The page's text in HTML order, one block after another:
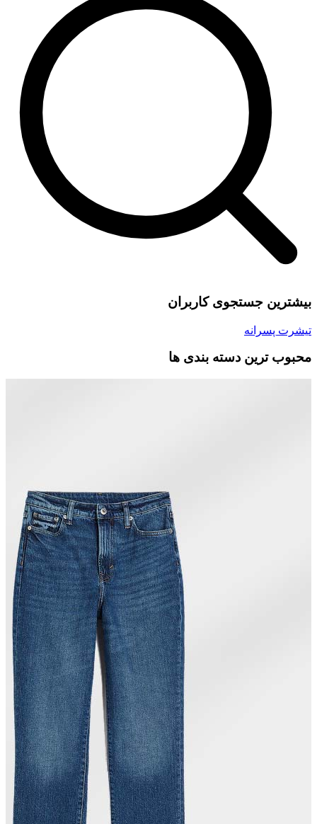
بیشترین جستجوی کاربران
تیشرت پسرانه
محبوب ترین دسته بندی ها